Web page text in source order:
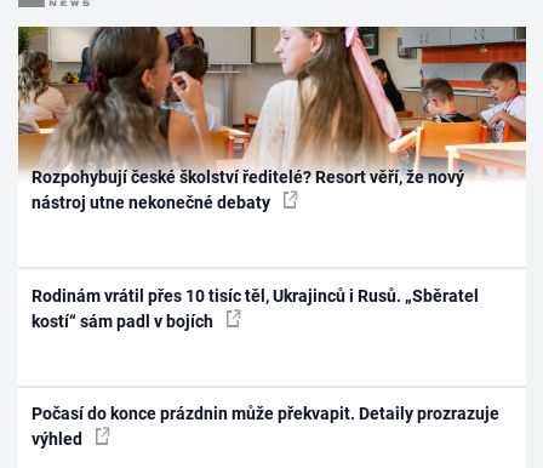
Rozpohybují české školství ředitelé? Resort věří, že nový
nástroj utne nekonečné debaty
Rodinám vrátil přes 10 tisíc těl, Ukrajinců i Rusů. „Sběratel
kostí“ sám padl v bojích
Počasí do konce prázdnin může překvapit. Detaily prozrazuje
výhled